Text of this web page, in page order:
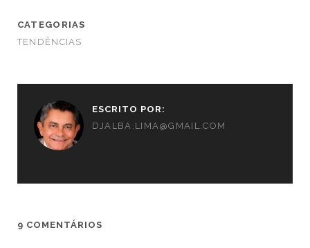
CATEGORIAS
TENDÊNCIAS
ESCRITO POR:
DJALBA.LIMA@GMAIL.COM
9 COMENTÁRIOS